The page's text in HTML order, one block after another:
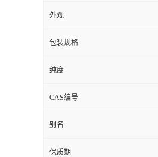
外观
包装规格
纯度
CAS编号
别名
保质期